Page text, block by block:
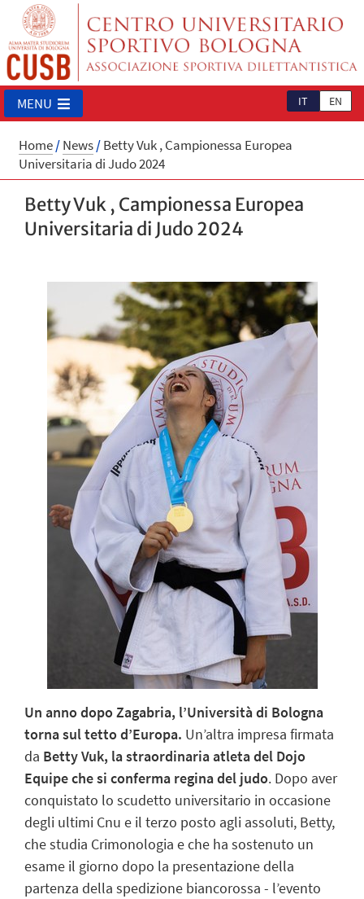
IT EN
MENU
Home/News/Betty Vuk , Campionessa Europea
Universitaria di Judo 2024
Betty Vuk , Campionessa Europea
Universitaria di Judo 2024
Un anno dopo Zagabria, l’Università di Bologna
torna sul tetto d’Europa. Un’altra impresa firmata
da Betty Vuk, la straordinaria atleta del Dojo
Equipe che si conferma regina del judo. Dopo aver
conquistato lo scudetto universitario in occasione
degli ultimi Cnu e il terzo posto agli assoluti, Betty,
che studia Crimonologia e che ha sostenuto un
esame il giorno dopo la presentazione della
partenza della spedizione biancorossa - l’evento